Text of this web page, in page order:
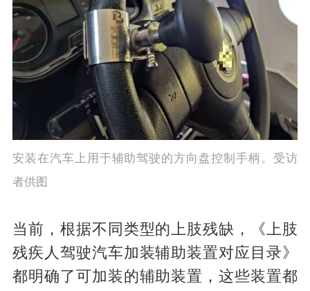
安装在汽车上用于辅助驾驶的方向盘控制手柄。受访
者供图
当前，根据不同类型的上肢残缺，《上肢
残疾人驾驶汽车加装辅助装置对应目录》
都明确了可加装的辅助装置，这些装置都